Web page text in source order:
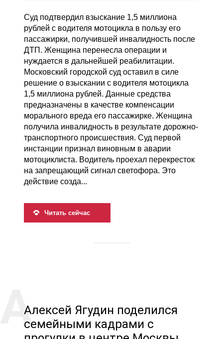
Суд подтвердил взыскание 1,5 миллиона
рублей с водителя мотоцикла в пользу его
пассажирки, получившей инвалидность после
ДТП. Женщина перенесла операции и
нуждается в дальнейшей реабилитации.
Московский городской суд оставил в силе
решение о взыскании с водителя мотоцикла
1,5 миллиона рублей. Данные средства
предназначены в качестве компенсации
морального вреда его пассажирке. Женщина
получила инвалидность в результате дорожно-
транспортного происшествия. Суд первой
инстанции признал виновным в аварии
мотоциклиста. Водитель проехал перекресток
на запрещающий сигнал светофора. Это
действие созда...
Читать сейчас
Алексей Ягудин поделился
семейными кадрами с